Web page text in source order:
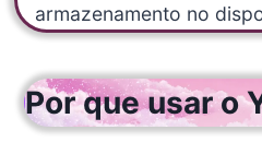
armazenamento no
Por que usar o